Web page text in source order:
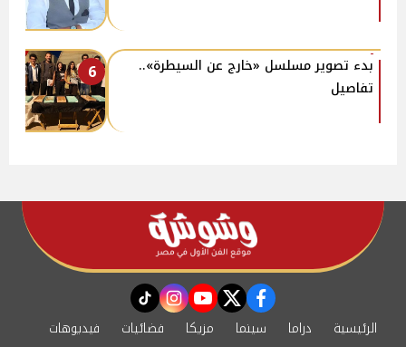
6
بدء تصوير مسلسل «خارج عن السيطرة»..
تفاصيل
facebook
twitter
youtube
instagram
tiktok
الرئيسية دراما سينما مزيكا فضائيات فيديوهات